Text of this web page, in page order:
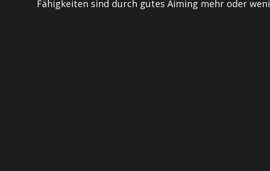
Fähigkeiten sind durch gutes Aiming mehr oder